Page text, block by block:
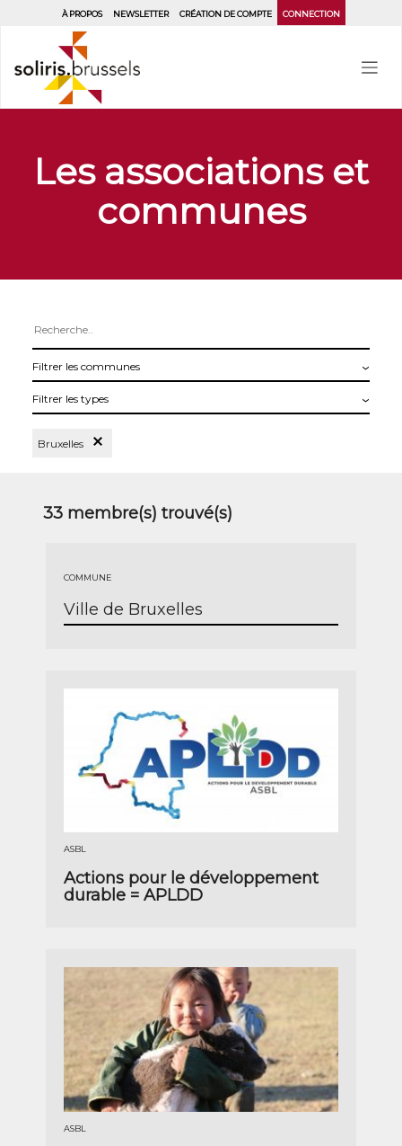
À PROPOS NEWSLETTER CRÉATION DE COMPTE CONNECTION
Les associations et
communes
Bruxelles
Supprimer le Filtre Bruxelles
33 membre(s) trouvé(s)
COMMUNE
Ville de Bruxelles
ASBL
Actions pour le développement
durable = APLDD
ASBL